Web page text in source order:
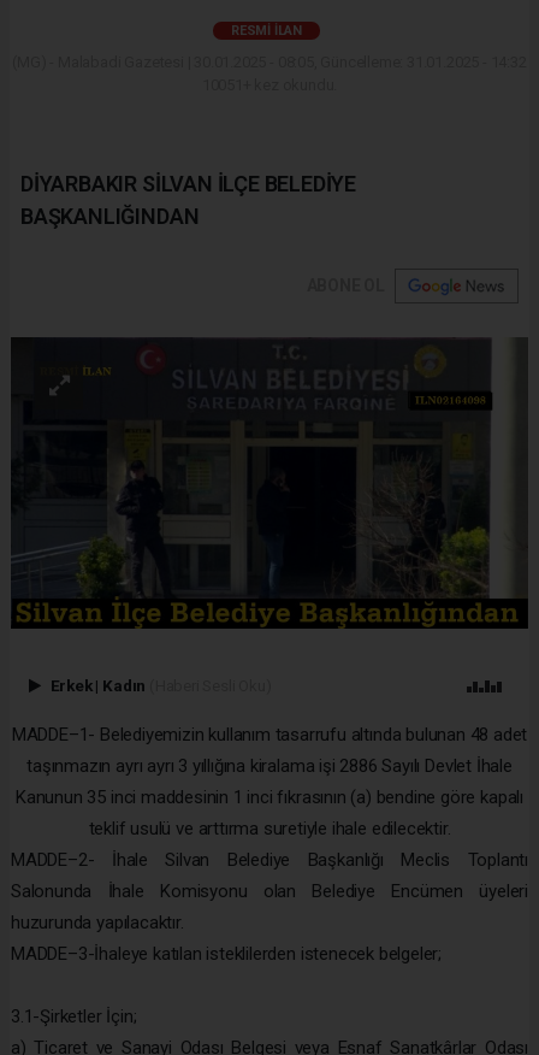
RESMI İLAN
DİYARBAKIR SİLVAN İLÇE BELEDİYE
BAŞKANLIĞINDAN
Erkek | Kadın
MADDE–1- Belediyemizin kullanım tasarrufu altında bulunan 48 adet
taşınmazın ayrı ayrı 3 yıllığına kiralama işi 2886 Sayılı Devlet İhale
Kanunun 35 inci maddesinin 1 inci fıkrasının (a) bendine göre kapalı
teklif usulü ve arttırma suretiyle ihale edilecektir.
MADDE–2- İhale Silvan Belediye Başkanlığı Meclis Toplantı
Salonunda İhale Komisyonu olan Belediye Encümen üyeleri
huzurunda yapılacaktır.
MADDE–3-İhaleye katılan isteklilerden istenecek belgeler;
3.1-Şirketler İçin;
a) Ticaret ve Sanayi Odası Belgesi veya Esnaf Sanatkârlar Odası